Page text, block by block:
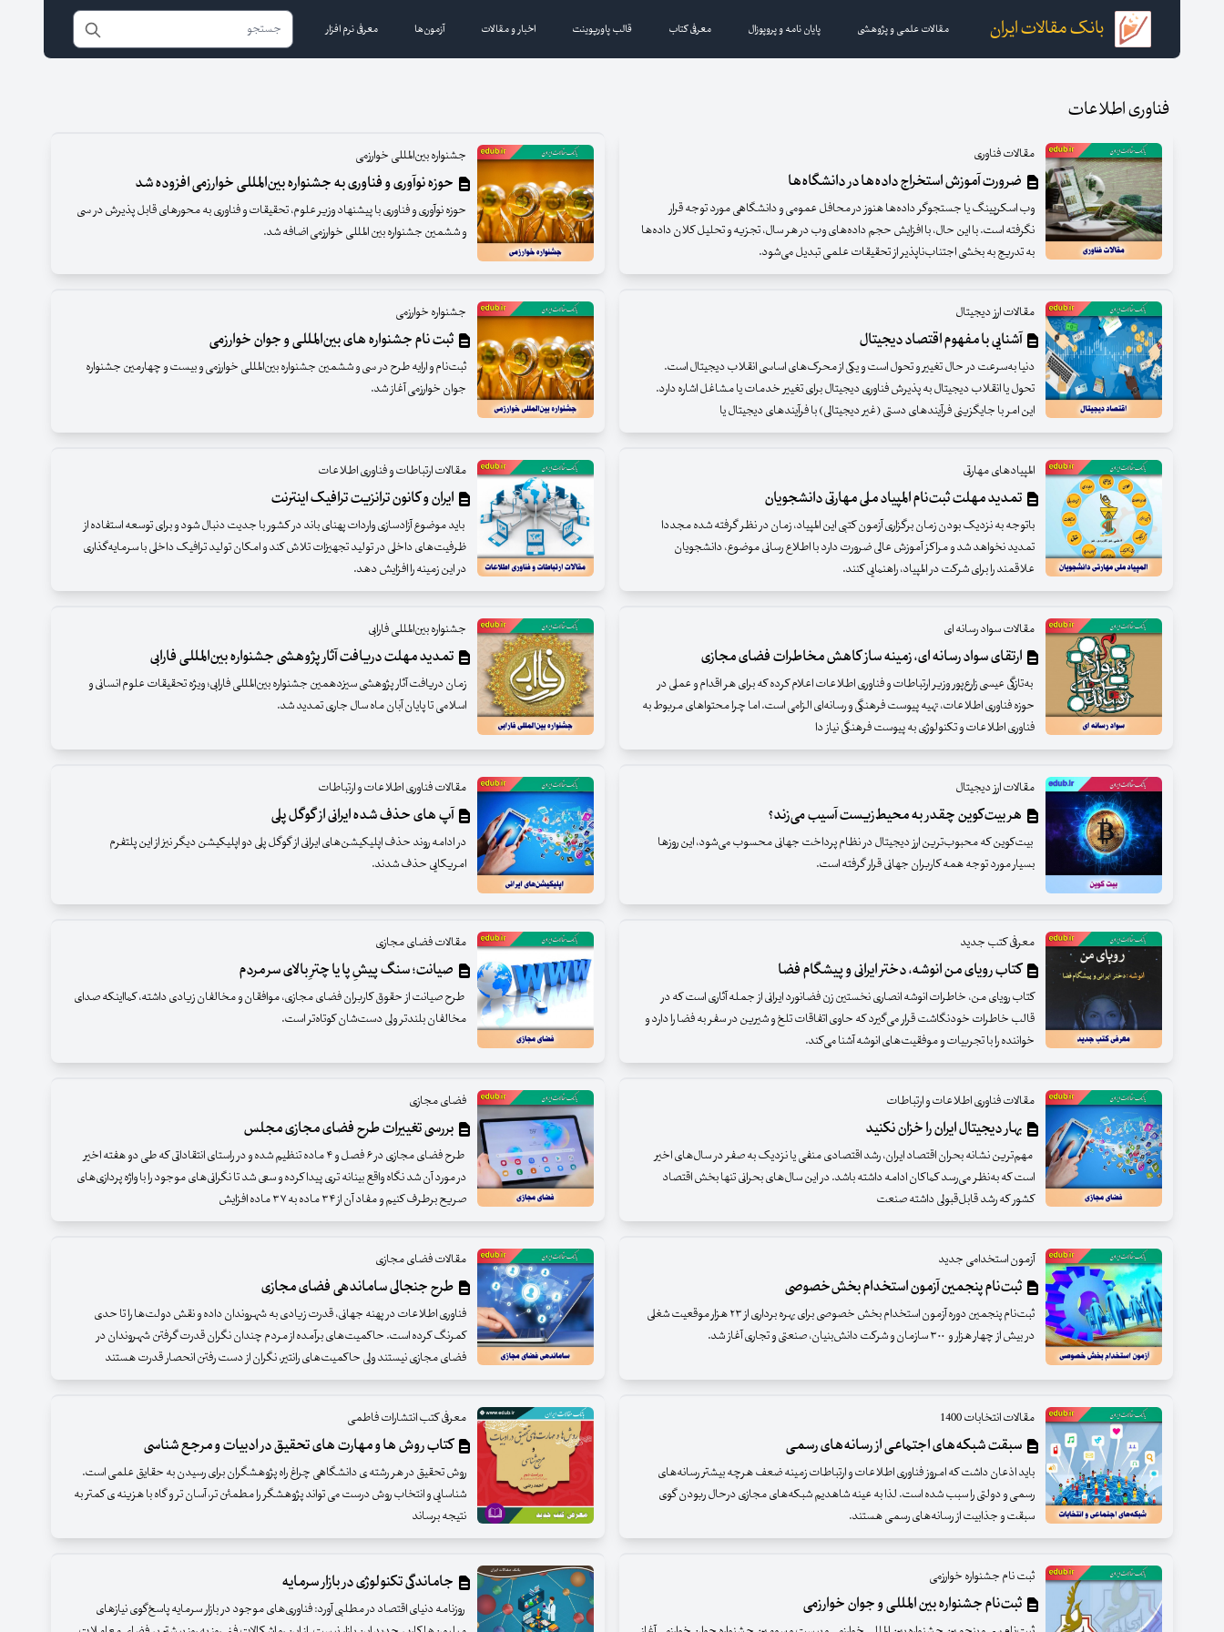
بانک مقالات ایران مقالات علمی و پژوهشی پایان نامه و پروپوزال معرفی کتاب قالب پاورپوینت اخبار و مقالات آزمون‌ها معرفی نرم افزار
فناوری اطلاعات
مقالات فناوری
ضرورت آموزش استخراج داده‌ها در دانشگاه‌ها
وب اسکرپینگ یا جستجوگر داده‌ها هنوز در محافل عمومی و دانشگاهی مورد توجه قرار
نگرفته است. با این حال، با افزایش حجم داده‌های وب در هر سال، تجزیه و تحلیل کلان داده‌ها
به تدریج به بخشی اجتناب‌ناپذیر از تحقیقات علمی تبدیل می‌شود.
جشنواره بین‌المللی خوارزمی
حوزه نوآوری و فناوری به جشنواره بین‌المللی خوارزمی افزوده شد
حوزه نوآوری و فناوری با پیشنهاد وزیر علوم، تحقیقات و فناوری به محورهای قابل پذیرش در سی
و ششمین جشنواره بین المللی خوارزمی اضافه شد.
مقالات ارز دیجیتال
آشنایی با مفهوم اقتصاد دیجیتال
دنیا به‌سرعت در حال تغییر و تحول است و یکی از محرک‌های اساسی انقلاب دیجیتال است.
تحول یا انقلاب دیجیتال به پذیرش فناوری دیجیتال برای تغییر خدمات یا مشاغل اشاره دارد.
این امر با جایگزینی فرآیندهای دستی (غیر دیجیتالی) با فرآیندهای دیجیتال یا
جشنواره خوارزمی
ثبت نام جشنواره های بین‌المللی و جوان خوارزمی
ثبت‌نام و ارایه طرح در سی و ششمین جشنواره بین‌المللی خوارزمی و بیست و چهارمین جشنواره
جوان خوارزمی آغاز شد.
المپیادهای مهارتی
تمدید مهلت ثبت‌نام المپیاد ملی مهارتی دانشجویان
باتوجه به نزدیک بودن زمان برگزاری آزمون کتبی این المپیاد، زمان در نظر گرفته شده مجددا
تمدید نخواهد شد و مراکز آموزش عالی ضرورت دارد با اطلاع رسانی موضوع، دانشجویان
علاقمند را برای شرکت در المپیاد، راهنمایی کنند.
مقالات ارتباطات و فناوری اطلاعات
ایران و کانون ترانزیت ترافیک اینترنت
باید موضوع آزادسازی واردات پهنای باند در کشور با جدیت دنبال شود و برای توسعه استفاده از
ظرفیت‌های داخلی در تولید تجهیزات تلاش کند و امکان تولید ترافیک داخلی با سرمایه‌گذاری
در این زمینه را افزایش دهد.
مقالات سواد رسانه ای
ارتقای سواد رسانه ای، زمینه ساز کاهش مخاطرات فضای مجازی
به‌تازگی عیسی زارع‌پور وزیر ارتباطات و فناوری اطلاعات اعلام کرده که برای هر اقدام و عملی در
حوزه فناوری اطلاعات، تهیه پیوست فرهنگی و رسانه‌ای الزامی است. اما چرا محتواهای مربوط به
فناوری اطلاعات و تکنولوژی به پیوست فرهنگی نیاز دا
جشنواره بین‌المللی فارابی
تمدید مهلت دریافت آثار پژوهشی جشنواره بین‌المللی فارابی
زمان دریافت آثار پژوهشی سیزدهمین جشنواره بین‌المللی فارابی؛ ویژه تحقیقات علوم انسانی و
اسلامی تا پایان آبان ماه سال جاری تمدید شد.
مقالات ارز دیجیتال
هر بیت‌کوین چقدر به محیط‌زیست آسیب می‌زند؟
بیت‌کوین که محبوب‌ترین ارز دیجیتال در نظام پرداخت جهانی محسوب می‌شود، این روزها
بسیار مورد توجه همه کاربران جهانی قرار گرفته است.
مقالات فناوری اطلاعات و ارتباطات
آپ های حذف شده ایرانی از گوگل پلی
در ادامه روند حذف اپلیکیشن‌های ایرانی از گوگل پلی دو اپلیکیشن دیگر نیز از این پلتفرم
امریکایی حذف شدند.
معرفی کتب جدید
کتاب رویای من انوشه، دختر ایرانی و پیشگام فضا
کتاب رویای من، خاطرات انوشه انصاری نخستین زن فضانورد ایرانی از جمله آثاری است که در
قالب خاطرات خودنگاشت قرار می‌گیرد که حاوی اتفاقات تلخ و شیرین در سفر به فضا را دارد و
خواننده را با تجربیات و موفقیت‌های انوشه آشنا می‌کند.
مقالات فضای مجازی
صیانت؛ سنگ پیشِ پا یا چترِ بالای سر مردم
طرح صیانت از حقوق کاربران فضای مجازی، موافقان و مخالفان زیادی داشته، کمااینکه صدای
مخالفان بلندتر ولی دست‌شان کوتاه‌تر است.
مقالات فناوری اطلاعات و ارتباطات
بهار دیجیتال ایران را خزان نکنید
مهم‌ترین نشانه بحران اقتصاد ایران، رشد اقتصادی منفی یا نزدیک به صفر در سال‌های اخیر
است که به‌نظر می‌رسد کماکان ادامه داشته ‌باشد. در این سال‌های بحرانی تنها بخش اقتصاد
کشور که رشد قابل‌قبولی داشته‌ صنعت
فضای مجازی
بررسی تغییرات طرح فضای مجازی مجلس
طرح فضای مجازی در ۶ فصل و ۴ ماده تنظیم شده و در راستای انتقاداتی که طی دو هفته اخیر
در مورد آن شد نگاه واقع بینانه تری پیدا کرده و سعی شد تا نگرانی‌های موجود را با واژه پردازی‌های
صریح برطرف کنیم و مفاد آن از ۳۴ ماده به ۳۷ ماده افزایش
آزمون استخدامی جدید
ثبت‌نام پنجمین آزمون استخدام بخش‌خصوصی
ثبت‌نام پنجمین دوره آزمون استخدام بخش خصوصی برای بهره برداری از ۲۳ هزار موقعیت شغلی
در بیش از چهار هزار و ۳۰۰ سازمان و شرکت دانش‌بنیان، صنعتی و تجاری آغاز شد.
مقالات فضای مجازی
طرح جنجالی ساماندهی فضای مجازی
فناوری اطلاعات در پهنه جهانی، قدرت زیادی به شهروندان داده و نقش دولت‌ها را تا حدی
کمرنگ کرده است. حاکمیت‌های برآمده از مردم چندان نگران قدرت گرفتن شهروندان در
فضای مجازی نیستند ولی حاکمیت‌های رانتیر، نگران از دست رفتن انحصار قدرت هستند
مقالات انتخابات 1400
سبقت شبکه‌های اجتماعی از رسانه‌های رسمی
باید اذعان داشت که امروز فناوری اطلاعات و ارتباطات زمینه ضعف هرچه بیشتر رسانه‌های
رسمی و دولتی را سبب شده است. لذا به عینه شاهدیم شبکه‌های مجازی درحال ربودن گوی
سبقت و جذابیت از رسانه‌های رسمی هستند.
معرفی کتب انتشارات فاطمی
کتاب روش ها و مهارت های تحقیق در ادبیات و مرجع شناسی
روش تحقیق در هر رشته ی دانشگاهی چراغ راه پژوهشگران برای رسیدن به حقایق علمی است.
شناسایی و انتخاب روش درست می تواند پژوهشگر را مطمئن تر، آسان تر و گاه با هزینه ی کمتر به
نتیجه برساند
ثبت نام جشنواره خوارزمی
ثبت‌نام جشنواره بین المللی و جوان خوارزمی
جاماندگی تکنولوژی در بازار سرمایه
روزنامه دنیای اقتصاد در مطلبی آورد: فناوری‌های موجود در بازار سرمایه پاسخ‌گوی نیازهای